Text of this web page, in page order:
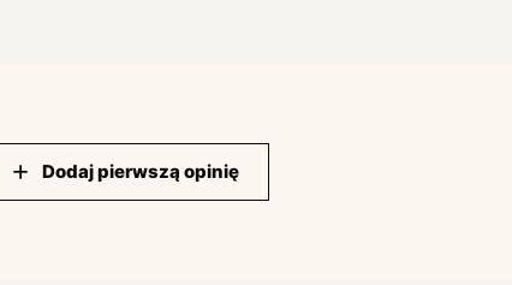
Dodaj pierwszą opinię